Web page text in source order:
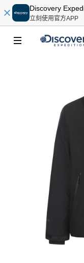
Discovery
立刻使用官方APP